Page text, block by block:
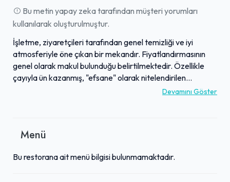
Bu metin yapay zeka tarafından müşteri yorumları
kullanılarak oluşturulmuştur.
İşletme, ziyaretçileri tarafından genel temizliği ve iyi
atmosferiyle öne çıkan bir mekandır. Fiyatlandırmasının
genel olarak makul bulunduğu belirtilmektedir. Özellikle
çayıyla ün kazanmış, "efsane" olarak nitelendirilen
lezzetiyle fark yaratmaktadır. Konya'daki benzerDevamını Göster
Menü
Bu restorana ait menü bilgisi bulunmamaktadır.